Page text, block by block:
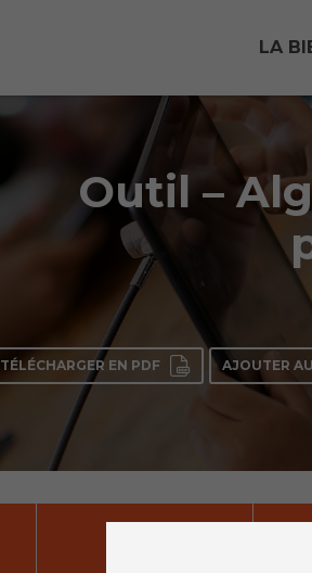
LA
Outil –
TÉLÉCHARGER EN PDF AJOUTER